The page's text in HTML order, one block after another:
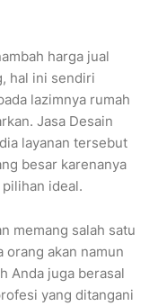
harga jual
hal ini sendiri
lazimnya rumah
Jasa Desain
layanan tersebut
besar karenanya
ideal.
memang salah satu
orang akan namun
Anda juga berasal
yang ditangani